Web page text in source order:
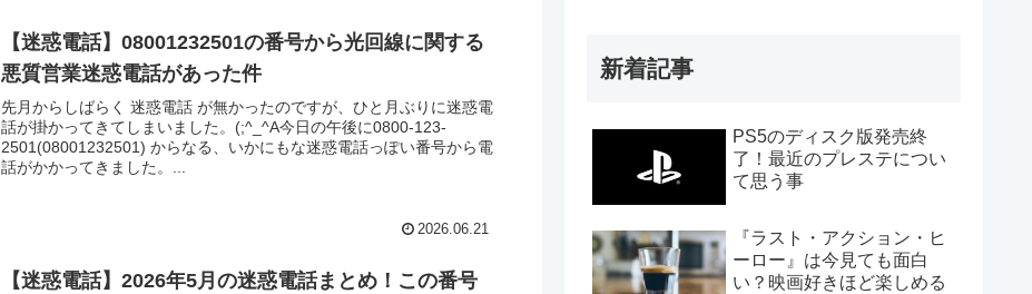
【迷惑電話】08001232501の番号から光回線に関する
悪質営業迷惑電話があった件
先月からしばらく 迷惑電話 が無かったのですが、ひと月ぶりに迷惑電
話が掛かってきてしまいました。(;^_^A今日の午後に0800-123-
2501(08001232501) からなる、いかにもな迷惑電話っぽい番号から電
話がかかってきました。...
2026.06.21
【迷惑電話】2026年5月の迷惑電話まとめ！この番号
新着記事
PS5のディスク版発売終
了！最近のプレステについ
て思う事
『ラスト・アクション・ヒ
ーロー』は今見ても面白
い？映画好きほど楽しめる